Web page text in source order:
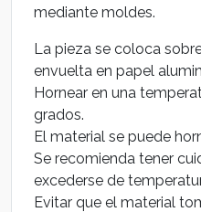
mediante moldes.
La pieza se coloca
envuelta en papel
Hornear en una
grados.
El material se puede
Se recomienda tener
excederse de
Evitar que el material